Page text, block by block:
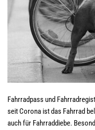
Fahrradpass und
seit Corona ist das Fahrrad
auch für Fahrraddiebe.